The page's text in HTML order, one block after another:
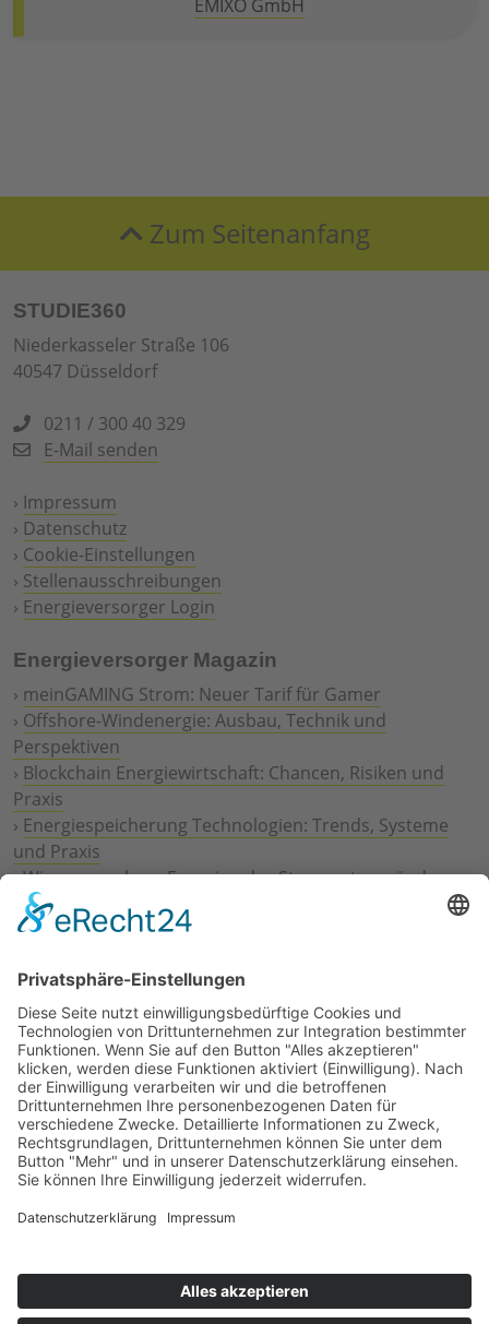
EMIXO GmbH
Zum Seitenanfang
STUDIE360
Niederkasseler Straße 106
40547 Düsseldorf
0211 / 300 40 329
E-Mail senden
› Impressum
› Datenschutz
› Cookie-Einstellungen
› Stellenausschreibungen
› Energieversorger Login
Energieversorger Magazin
› meinGAMING Strom: Neuer Tarif für Gamer
› Offshore-Windenergie: Ausbau, Technik und
Perspektiven
› Blockchain Energiewirtschaft: Chancen, Risiken und
Praxis
› Energiespeicherung Technologien: Trends, Systeme
und Praxis
›Wie erneuerbare Energien das Stromnetz verändern
Digitalisierung Energiewirtschaft: Effizienz, Netze und
Prozesse
Geschäftsmodelle
›Vorstandswechsel Westenergie: Böddeling übernimmt
befristet
›Wasserstoff-Hochlauf: Dialog, Infrastruktur und
konkrete Schritte
›Solaranlage Regenbogenfarben: FC St. Pauli und
LichtBlick installieren erste weltweite Anlage
Jetzt an der STUDIE360 teilnehmen
Wir möchten Transparenz mit einheitlichen Kriterien
kostenlose Teilnahme wichtig. Die Ergebnisse werden
umgehend nach Teilnahme und Auswertung auf